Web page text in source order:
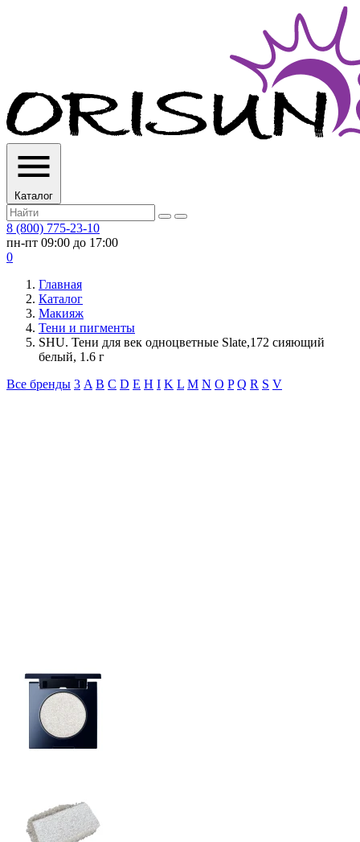
Каталог
8 (800) 775-23-10
пн-пт 09:00 до 17:00
0
Главная
Каталог
Макияж
Тени и пигменты
SHU. Тени для век одноцветные Slate,172 сияющий
белый, 1.6 г
Все бренды 3 A B C D E H I K L M N O P Q R S V